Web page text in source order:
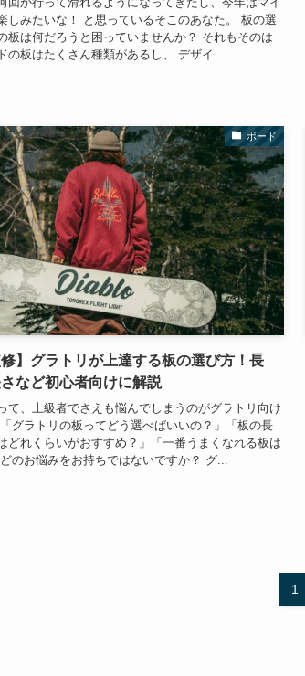
しみたいな！ と思っているそこのあなた。 板の選
板は何だろうと困っていませんか？ それもそのは
の板はたくさん種類があるし、 デザイ...
ボード
修】グラトリが上達する板の選び方！長
など初心者向けに解説
て、上級者でさえも悩んでしまうのがグラトリ向け
グラトリの板ってどう選べばいいの？」「板の長
どれくらいがおすすめ？」「一番うまくなれる板は
のお悩みをお持ちではないですか？ グ...
1